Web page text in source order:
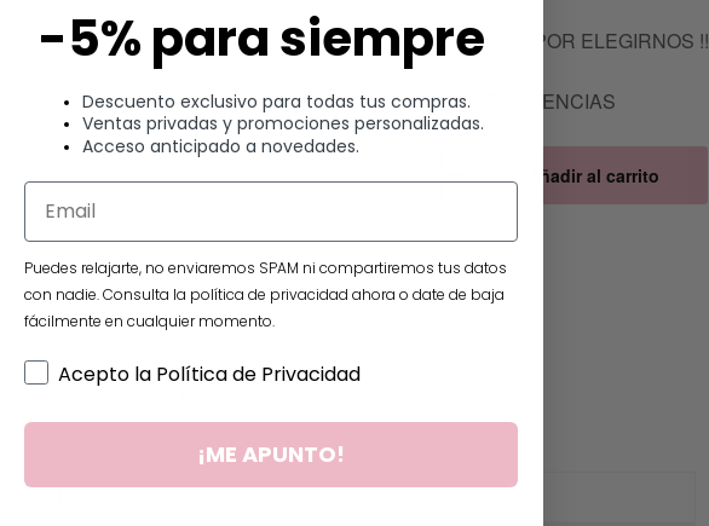
GRACIAS POR ELEGIRNOS !!
HAY EXISTENCIAS
Añadir al carrito
PLATA DO
-5% para siempre
Descuento exclusivo para todas tus compras.
Ventas privadas y promociones personalizadas.
Acceso anticipado a novedades.
Puedes relajarte, no enviaremos SPAM ni compartiremos tus datos
con nadie. Consulta la política de privacidad ahora o date de baja
fácilmente en cualquier momento.
Acepto la Política de Privacidad
¡ME APUNTO!